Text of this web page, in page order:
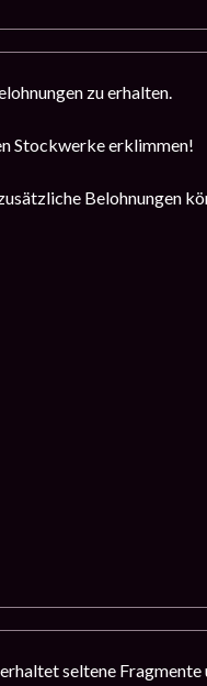
zu erhalten.
Stockwerke erklimmen!
Belohnungen
seltene Fragmente